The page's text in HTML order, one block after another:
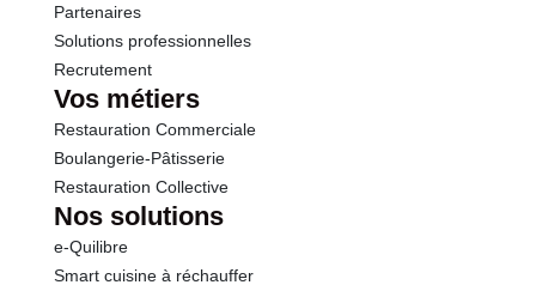
Partenaires
Solutions professionnelles
Recrutement
Vos métiers
Restauration Commerciale
Boulangerie-Pâtisserie
Restauration Collective
Nos solutions
e-Quilibre
Smart cuisine à réchauffer